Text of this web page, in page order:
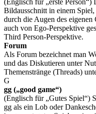
(Englisch für „erste
Bildausschnitt in einem
durch die Augen des
auch von Ego-Perspektive
Third Person-Perspektive.
Forum
Als Forum bezeichnet man
und das Diskutieren unter
Themenstränge (Threads)
G
gg („good game“)
(Englisch für „Gutes Spiel“)
gg als ein Lob oder